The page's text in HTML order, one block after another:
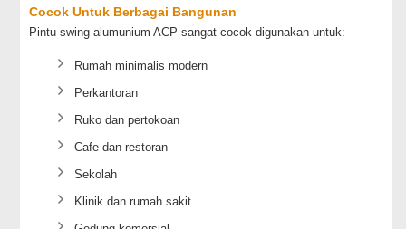
Cocok Untuk Berbagai Bangunan
Pintu swing alumunium ACP sangat cocok digunakan untuk:
Rumah minimalis modern
Perkantoran
Ruko dan pertokoan
Cafe dan restoran
Sekolah
Klinik dan rumah sakit